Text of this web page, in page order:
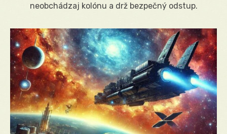
neobchádzaj kolónu a drž bezpečný odstup.